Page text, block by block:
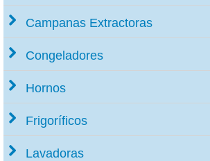
Campanas Extractoras
Congeladores
Hornos
Frigoríficos
Lavadoras